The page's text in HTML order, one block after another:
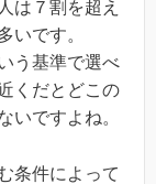
は７割を超え
いです。
う基準で選べ
くだとどこの
いですよね。
条件によって